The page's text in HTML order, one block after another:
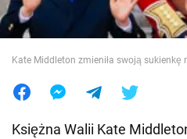
Jedzenie
Kate Middleton zmieniła swoją sukienkę
Księżna Walii Kate